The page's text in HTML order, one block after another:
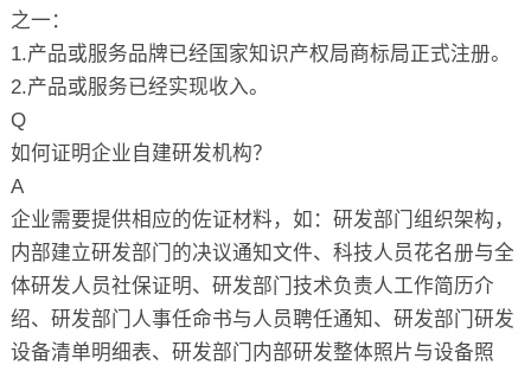
之一：
1.产品或服务品牌已经国家知识产权局商标局正式注册。
2.产品或服务已经实现收入。
Q
如何证明企业自建研发机构？
A
企业需要提供相应的佐证材料，如：研发部门组织架构，
内部建立研发部门的决议通知文件、科技人员花名册与全
体研发人员社保证明、研发部门技术负责人工作简历介
绍、研发部门人事任命书与人员聘任通知、研发部门研发
设备清单明细表、研发部门内部研发整体照片与设备照